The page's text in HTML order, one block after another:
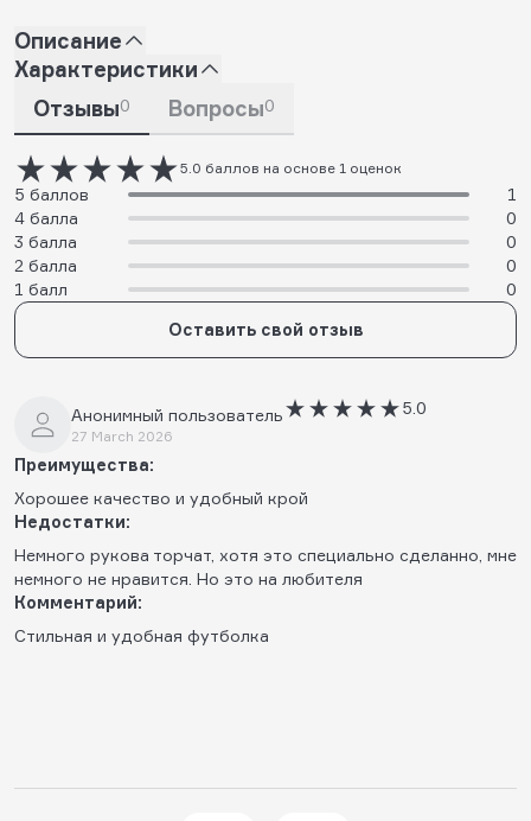
Описание
Характеристики
Отзывы0 Вопросы0
5.0 баллов на основе 1 оценок
5 баллов
1
4 балла
0
3 балла
0
2 балла
0
1 балл
0
Оставить свой отзыв
Анонимный пользователь
27 March 2026
5.0
Преимущества:
Хорошее качество и удобный крой
Недостатки:
Немного рукова торчат, хотя это специально сделанно, мне
немного не нравится. Но это на любителя
Комментарий:
Стильная и удобная футболка